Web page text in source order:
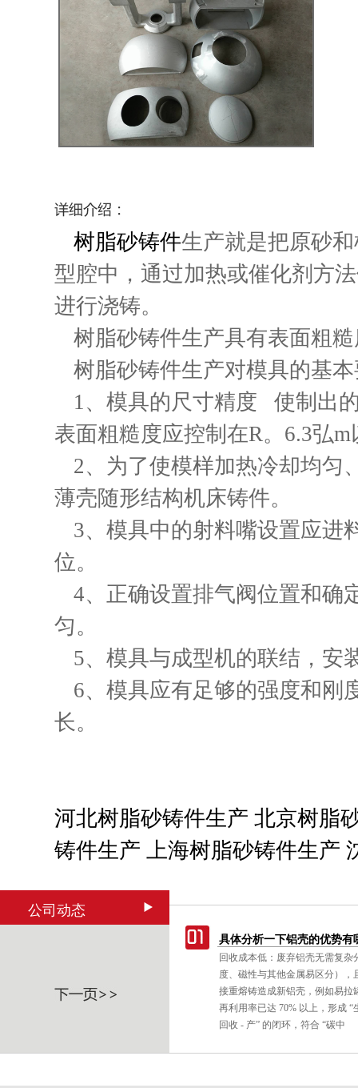
树脂砂铸件生产就是把原砂
型腔中，通过加热或催化剂方
进行浇铸。
树脂砂铸件生产具有表面粗
树脂砂铸件生产对模具的基
1、模具的尺寸精度 使制出
表面粗糙度应控制在R。6.3弘m
2、为了使模样加热冷却均匀
薄壳随形结构机床铸件。
3、模具中的射料嘴设置应进
位。
4、正确设置排气阀位置和确
匀。
5、模具与成型机的联结，安
6、模具应有足够的强度和刚
长。
河北树脂砂铸件生产 北京树脂
铸件生产 上海树脂砂铸件生产
公司动态
具体分析一下铝壳的优势有
回收成本低：废弃铝壳无需复杂
度、磁性与其他金属易区分），
接重熔铸造成新铝壳，例如易拉
再利用率已达 70% 以上，形成 “
回收 - 产” 的闭环，符合 “碳中